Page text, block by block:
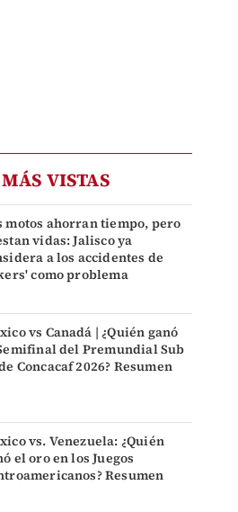
VISTAS
motos ahorran tiempo, pero
vidas: Jalisco ya
a los accidentes de
como problema
vs Canadá | ¿Quién ganó
del Premundial Sub
Concacaf 2026? Resumen
vs. Venezuela: ¿Quién
el oro en los Juegos
Resumen